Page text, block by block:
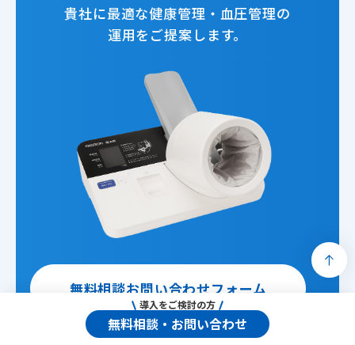
貴社に最適な健康管理・血圧管理の
運用をご提案します。
無料相談お問い合わせフォーム
用途や運用環境に応じて最適なモデルをご提案します
導入をご検討の方
無料相談・お問い合わせ